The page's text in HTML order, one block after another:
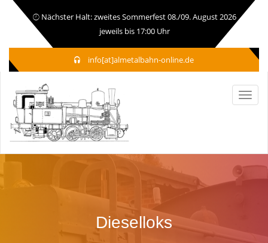
Nächster Halt: zweites Sommerfest 08./09. August 2026
jeweils bis 17:00 Uhr
info[at]almetalbahn-online.de
Dieselloks